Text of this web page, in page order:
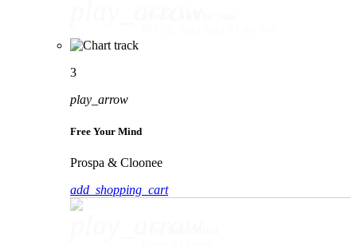
3
play_arrow
Free Your Mind
Prospa & Cloonee
add_shopping_cart